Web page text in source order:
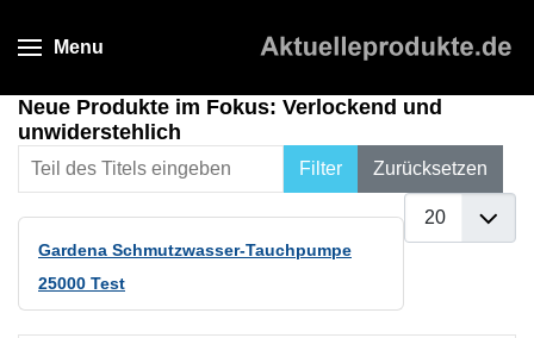
Menu
Neue Produkte im Fokus: Verlockend und
unwiderstehlich
Teil des Titels eingeben
Filter
Zurücksetzen
Anzeige #
Gardena Schmutzwasser-Tauchpumpe
25000 Test